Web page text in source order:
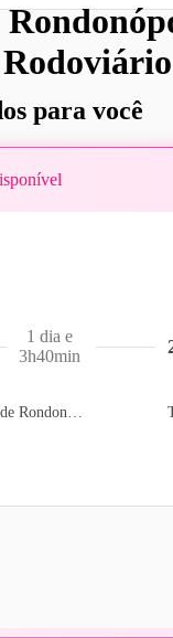
para você
Terminal Rodoviário de Rondonópolis
1 dia e
3h40min